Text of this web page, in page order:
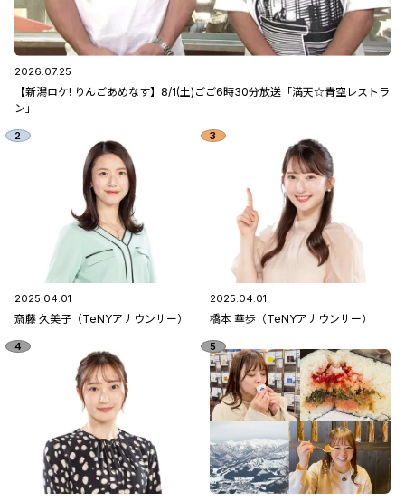
2026.07.25
【新潟ロケ! りんごあめなす】8/1(土)ごご6時30分放送「満天☆青空レストラ
ン」
2025.04.01
斎藤 久美子（TeNYアナウンサー）
2025.04.01
橋本 華歩（TeNYアナウンサー）